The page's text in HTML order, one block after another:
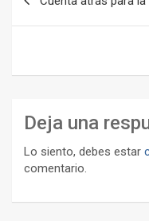
Deja una
Lo siento, debes estar
comentario.